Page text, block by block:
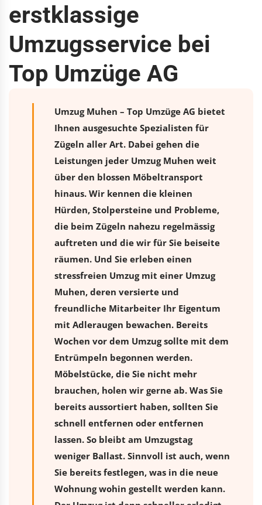
erstklassige
Umzugsservice bei
Top Umzüge AG
Umzug Muhen – Top Umzüge AG bietet
Ihnen ausgesuchte Spezialisten für
Zügeln aller Art. Dabei gehen die
Leistungen jeder Umzug Muhen weit
über den blossen Möbeltransport
hinaus. Wir kennen die kleinen
Hürden, Stolpersteine und Probleme,
die beim Zügeln nahezu regelmässig
auftreten und die wir für Sie beiseite
räumen. Und Sie erleben einen
stressfreien Umzugmit einer Umzug
Muhen, deren versierte und
freundliche Mitarbeiter Ihr Eigentum
mit Adleraugen bewachen. Bereits
Wochen vor dem Umzug sollte mit dem
Entrümpeln begonnen werden.
Möbelstücke, die Sie nicht mehr
brauchen, holen wir gerne ab. Was Sie
bereits aussortiert haben, sollten Sie
schnell entfernen oder entfernen
lassen. So bleibt am Umzugstag
weniger Ballast. Sinnvoll ist auch, wenn
Sie bereits festlegen, was in die neue
Wohnung wohin gestellt werden kann.